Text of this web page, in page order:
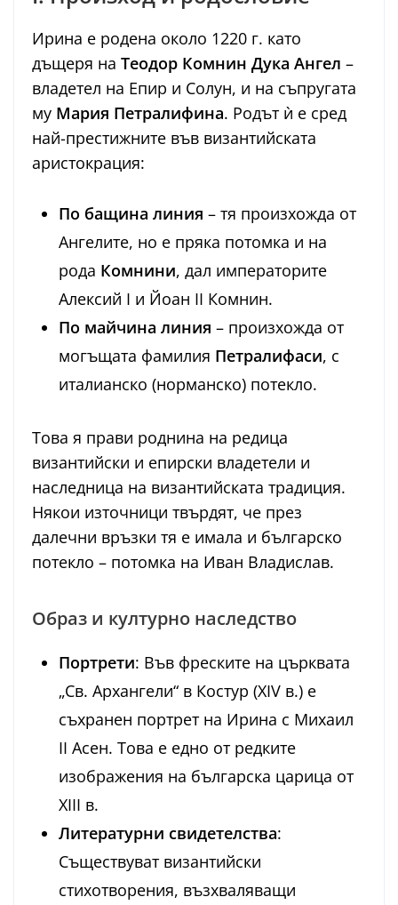
Ирина е родена около 1220 г. като
дъщеря на Теодор Комнин Дука Ангел –
владетел на Епир и Солун, и на съпругата
му Мария Петралифина. Родът ѝ е сред
най-престижните във византийската
аристокрация:
По бащина линия – тя произхожда от
Ангелите, но е пряка потомка и на
рода Комнини, дал императорите
Алексий I и Йоан II Комнин.
По майчина линия – произхожда от
могъщата фамилия Петралифаси, с
италианско (норманско) потекло.
Това я прави роднина на редица
византийски и епирски владетели и
наследница на византийската традиция.
Някои източници твърдят, че през
далечни връзки тя е имала и българско
потекло – потомка на Иван Владислав.
Образ и културно наследство
Портрети: Във фреските на църквата
„Св. Архангели“ в Костур (XIV в.) е
съхранен портрет на Ирина с Михаил
II Асен. Това е едно от редките
изображения на българска царица от
XIII в.
Литературни свидетелства:
Съществуват византийски
стихотворения, възхваляващи